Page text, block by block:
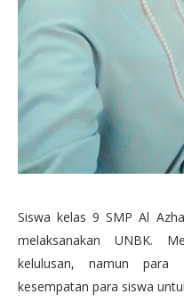
Siswa kelas 9 SMP Al
melaksanakan UNBK.
kelulusan, namun para
kesempatan para siswa